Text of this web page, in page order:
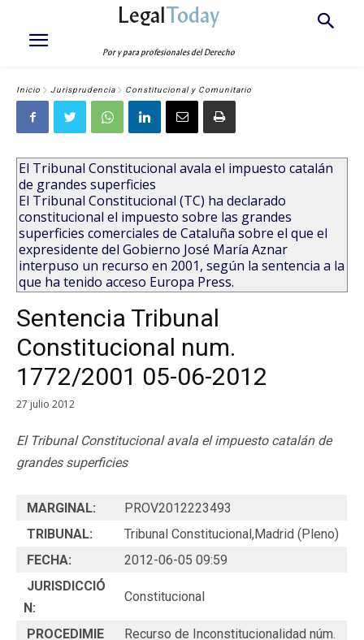
LegalToday
Por y para profesionales del Derecho
Inicio Jurisprudencia Constitucional y Comunitario
El Tribunal Constitucional avala el impuesto catalán
de grandes superficies
El Tribunal Constitucional (TC) ha declarado
constitucional el impuesto sobre las grandes
superficies comerciales de Cataluña sobre el que el
expresidente del Gobierno José María Aznar
interpuso un recurso en 2001, según la sentencia a la
que ha tenido acceso Europa Press.
Sentencia Tribunal
Constitucional num.
1772/2001 05-06-2012
27 julio 2012
El Tribunal Constitucional avala el impuesto catalán de
grandes superficies
MARGINAL:
PROV2012223493
TRIBUNAL:
Tribunal Constitucional,Madrid (Pleno)
FECHA:
2012-06-05 09:59
JURISDICCIÓ
N:
Constitucional
PROCEDIMIE
Recurso de Inconstitucionalidad núm.